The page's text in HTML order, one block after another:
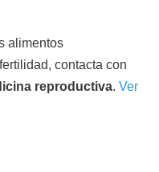
alimentos
contacta con
reproductiva. Ver